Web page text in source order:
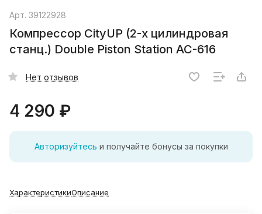
Арт. 39122928
Компрессор CityUP (2-х цилиндровая
станц.) Double Piston Station AC-616
Нет отзывов
4 290 ₽
Авторизуйтесь и получайте бонусы за покупки
ХарактеристикиОписание